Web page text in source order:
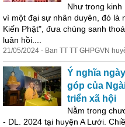
Như trong kinh
vì một đại sự nhân duyên, đó là
Kiến Phật", đưa chúng sanh
luân hồi....
21/05/2024 - Ban TT TT GHPGVN
Ý nghĩa
góp của
triển xã hội
Nằm trong
- DL. 2024 tại huyện A Lưới.